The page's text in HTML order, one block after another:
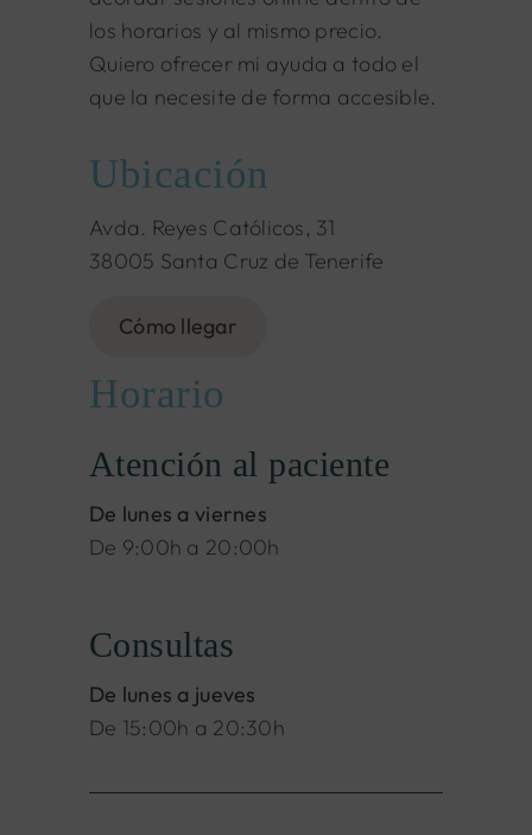
los horarios y al mismo precio.
Quiero ofrecer mi ayuda a todo el
que la necesite de forma accesible.
Ubicación
Avda. Reyes Católicos, 31
38005 Santa Cruz de Tenerife
Cómo llegar
Horario
Atención al paciente
De lunes a viernes
De 9:00h a 20:00h
Consultas
De lunes a jueves
De 15:00h a 20:30h